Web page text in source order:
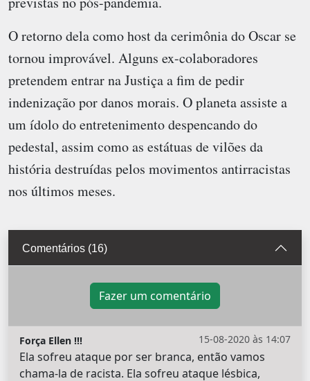
O retorno dela como host da cerimônia do Oscar se
tornou improvável. Alguns ex-colaboradores
pretendem entrar na Justiça a fim de pedir
indenização por danos morais. O planeta assiste a
um ídolo do entretenimento despencando do
pedestal, assim como as estátuas de vilões da
história destruídas pelos movimentos antirracistas
nos últimos meses.
Comentários (16)
Fazer um comentário
15-08-2020 às 14:07
Força Ellen !!!
Ela sofreu ataque por ser branca, então vamos
chama-la de racista. Ela sofreu ataque lésbica,